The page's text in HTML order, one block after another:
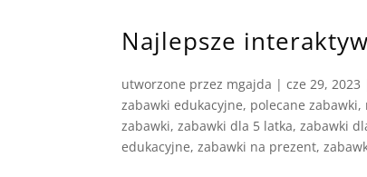
Najlepsze
utworzone przez mgajda |cze 29, 2023
zabawki edukacyjne, polecane zabawki,
zabawki,zabawki dla 5 latka,zabawki
edukacyjne,zabawki na prezent,